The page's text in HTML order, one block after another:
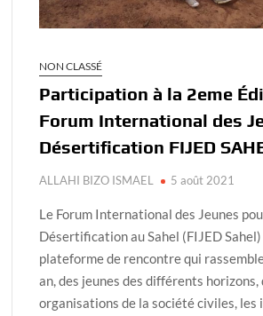
NON CLASSÉ
Participation à la 2eme
Forum International des
Désertification FIJED
ALLAHI BIZO ISMAEL 5 août 2021
Le Forum International des Jeunes
Désertification au Sahel (FIJED
plateforme de rencontre qui
an, des jeunes des différents horizons,
organisations de la société civiles,